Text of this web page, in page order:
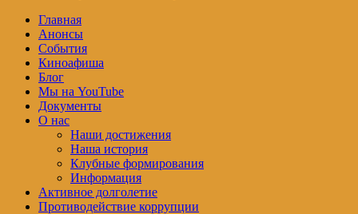
Главная
Анонсы
События
Киноафиша
Блог
Мы на YouTube
Документы
О нас
Наши достижения
Наша история
Клубные формирования
Информация
Активное долголетие
Противодействие коррупции